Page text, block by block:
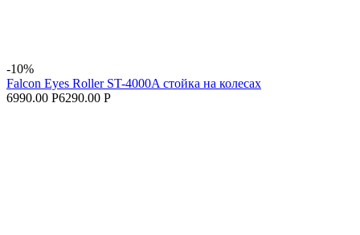
-10%
Falcon Eyes Roller ST-4000A стойка на колесах
6990.00 Р6290.00 Р